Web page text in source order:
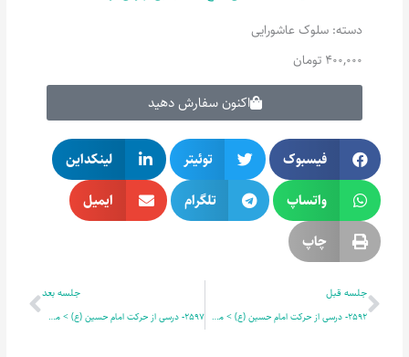
دسته:سلوک عاشورایی
400,000 تومان
اکنون سفارش دهید
فیسبوک توئیتر
لینکداین
واتساپ
تلگرام
ایمیل
چاپ
قبلی
جلسه قبل
2592- درسی از حرکت امام حسین (ع) > مصلح غیور 12
جلسه بعد
2597- درسی از حرکت امام حسین (ع) > مصلح غیور 14